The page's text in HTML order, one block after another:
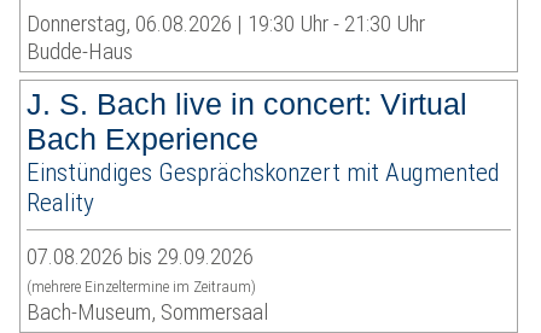
Donnerstag, 06.08.2026 | 19:30 Uhr - 21:30 Uhr
Budde-Haus
J. S. Bach live in concert: Virtual
Bach Experience
Einstündiges Gesprächskonzert mit Augmented
Reality
07.08.2026 bis 29.09.2026
(mehrere Einzeltermine im Zeitraum)
Bach-Museum, Sommersaal